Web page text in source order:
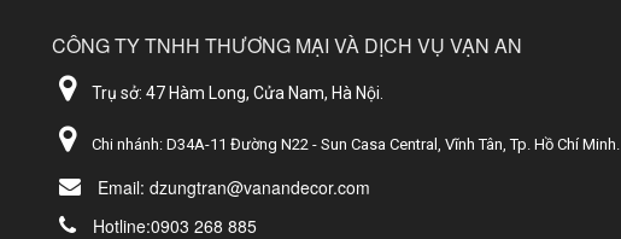
CÔNG TY TNHH THƯƠNG MẠI VÀ DỊCH VỤ VẠN AN
Trụ sở: 47 Hàm Long, Cửa Nam, Hà Nội.
Chi nhánh: D34A-11 Đường N22 - Sun Casa Central, Vĩnh Tân, Tp. Hồ Chí Minh.
Email: dzungtran@vanandecor.com
Hotline:0903 268 885